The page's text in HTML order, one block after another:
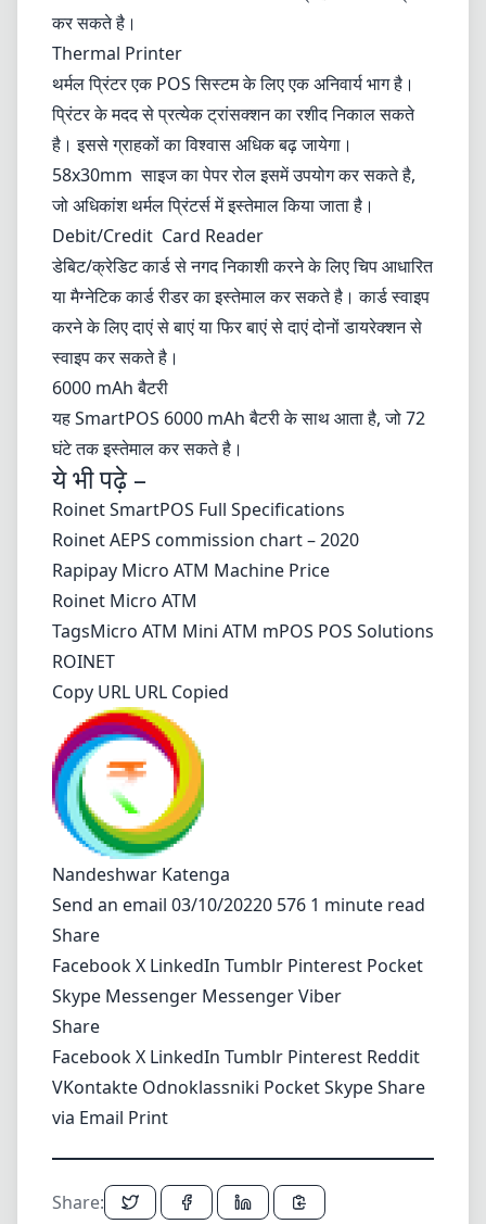
कर सकते है।
Thermal Printer
थर्मल प्रिंटर एक POS सिस्टम के लिए एक अनिवार्य भाग है।
प्रिंटर के मदद से प्रत्येक ट्रांसक्शन का रशीद निकाल सकते
है। इससे ग्राहकों का विश्वास अधिक बढ़ जायेगा।
58x30mm साइज कापेपर रोलइसमें उपयोग कर सकते है,
जो अधिकांश थर्मल प्रिंटर्स में इस्तेमाल किया जाता है।
Debit/Credit Card Reader
डेबिट/क्रेडिट कार्ड से नगद निकाशी करने के लिए चिप आधारित
या मैग्नेटिक कार्ड रीडर का इस्तेमाल कर सकते है। कार्ड स्वाइप
करने के लिए दाएं से बाएं या फिर बाएं से दाएं दोनों डायरेक्शन से
स्वाइप कर सकते है।
6000 mAh बैटरी
यह SmartPOS 6000 mAh बैटरी के साथ आता है, जो 72
घंटे तक इस्तेमाल कर सकते है।
ये भी पढ़े –
Roinet SmartPOS Full Specifications
Roinet AEPS commission chart – 2020
Rapipay Micro ATM Machine Price
Roinet Micro ATM
TagsMicro ATM Mini ATM mPOS POS Solutions
ROINET
Copy URL URL Copied
Nandeshwar Katenga
Send an email 03/10/20220 576 1 minute read
Share
FacebookX LinkedIn Tumblr Pinterest Pocket
Skype Messenger MessengerViber
Share
FacebookX LinkedIn Tumblr Pinterest Reddit
VKontakte Odnoklassniki PocketSkypeShare
via Email Print
Share: